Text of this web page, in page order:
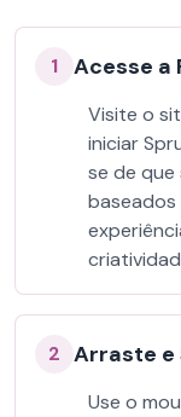
1 Acesse a
Visite o
iniciar
se de
2 Arraste e
Use o